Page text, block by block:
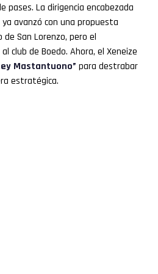
pases. La dirigencia encabezada
avanzó con una propuesta
San Lorenzo, pero el
club de Boedo. Ahora, el Xeneize
Mastantuono” para destrabar
estratégica.